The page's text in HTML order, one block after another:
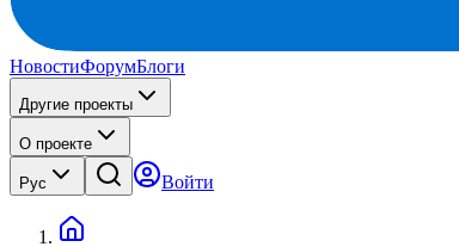
НовостиФорумБлоги
Другие проекты
О проекте
Рус Войти